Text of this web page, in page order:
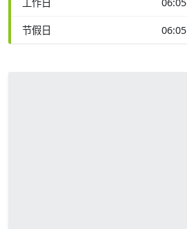
节假日 06:05